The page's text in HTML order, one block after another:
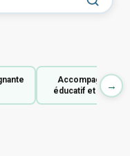
Accompagnant
éducatif et social
→